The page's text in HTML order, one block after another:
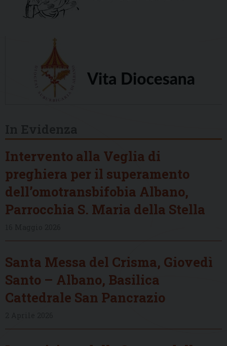
Intervento alla Veglia di
preghiera per il superamento
dell’omotransbifobia Albano,
Parrocchia S. Maria della Stella
Santa Messa del Crisma, Giovedì
Santo – Albano, Basilica
Cattedrale San Pancrazio